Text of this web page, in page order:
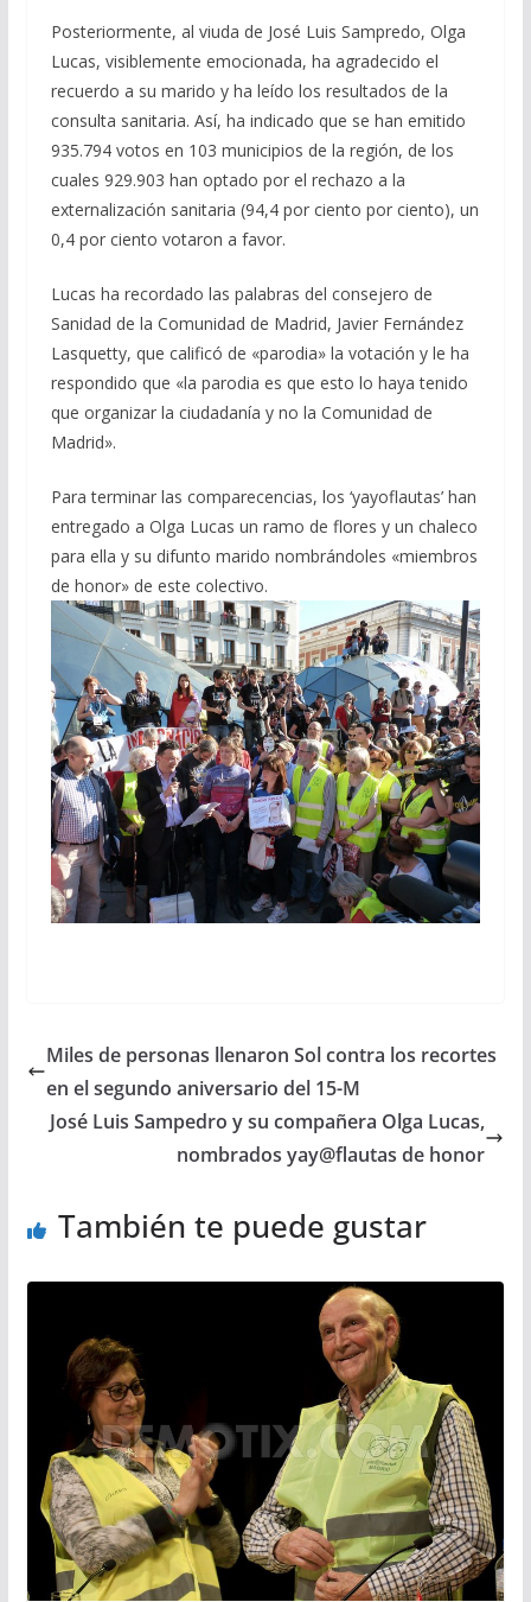
Posteriormente, al viuda de José Luis Sampredo, Olga
Lucas, visiblemente emocionada, ha agradecido el
recuerdo a su marido y ha leído los resultados de la
consulta sanitaria. Así, ha indicado que se han emitido
935.794 votos en 103 municipios de la región, de los
cuales 929.903 han optado por el rechazo a la
externalización sanitaria (94,4 por ciento por ciento), un
0,4 por ciento votaron a favor.
Lucas ha recordado las palabras del consejero de
Sanidad de la Comunidad de Madrid, Javier Fernández
Lasquetty, que calificó de «parodia» la votación y le ha
respondido que «la parodia es que esto lo haya tenido
que organizar la ciudadanía y no la Comunidad de
Madrid».
Para terminar las comparecencias, los ‘yayoflautas’ han
entregado a Olga Lucas un ramo de flores y un chaleco
para ella y su difunto marido nombrándoles «miembros
de honor» de este colectivo.
Miles de personas llenaron Sol contra los recortes
en el segundo aniversario del 15-M
José Luis Sampedro y su compañera Olga Lucas,
nombrados yay@flautas de honor
También te puede gustar